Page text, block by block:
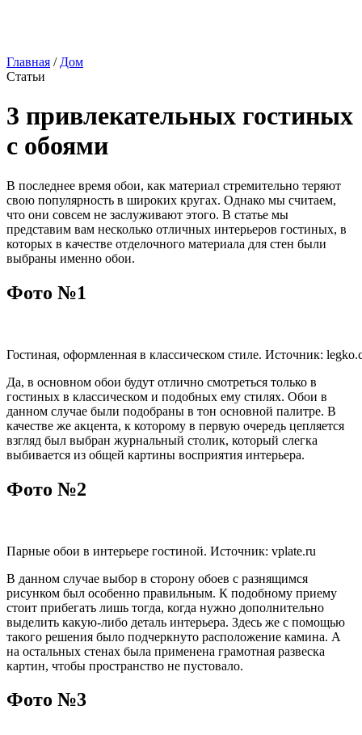
Главная / Дом
Статьи
3 привлекательных гостиных
с обоями
В последнее время обои, как материал стремительно теряют
свою популярность в широких кругах. Однако мы считаем,
что они совсем не заслуживают этого. В статье мы
представим вам несколько отличных интерьеров гостиных, в
которых в качестве отделочного материала для стен были
выбраны именно обои.
Фото №1
Гостиная, оформленная в классическом стиле. Источник:
Да, в основном обои будут отлично смотреться только в
гостиных в классическом и подобных ему стилях. Обои в
данном случае были подобраны в тон основной палитре. В
качестве же акцента, к которому в первую очередь цепляется
взгляд был выбран журнальный столик, который слегка
выбивается из общей картины восприятия интерьера.
Фото №2
Парные обои в интерьере гостиной. Источник: vplate.ru
В данном случае выбор в сторону обоев с разнящимся
рисунком был особенно правильным. К подобному приему
стоит прибегать лишь тогда, когда нужно дополнительно
выделить какую-либо деталь интерьера. Здесь же с помощью
такого решения было подчеркнуто расположение камина. А
на остальных стенах была применена грамотная развеска
картин, чтобы пространство не пустовало.
Фото №3